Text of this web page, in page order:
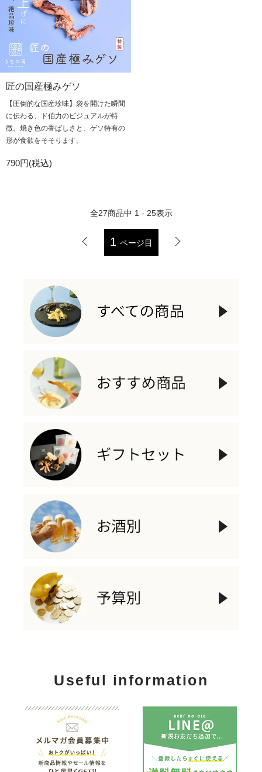
匠の国産極みゲソ
【圧倒的な国産珍味】袋を開けた瞬間
に伝わる、ド伯力のビジュアルが特
徴。焼き色の香ばしさと、ゲソ特有の
形が食欲をそそります。
790円(税込)
全27商品中 1 - 25表示
1 ページ目
Useful information